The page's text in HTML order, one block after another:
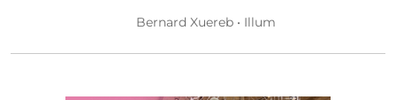
Bernard Xuereb • Illum